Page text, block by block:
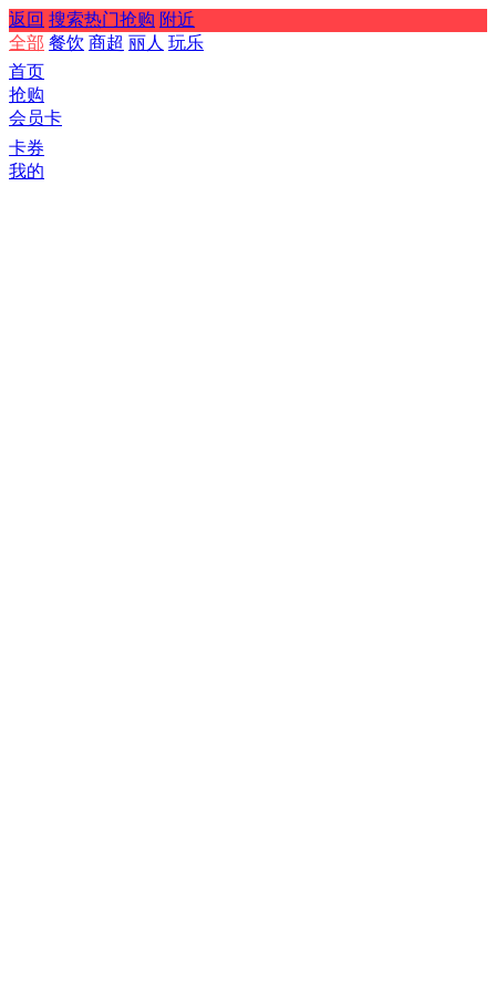
返回 搜索热门抢购 附近
全部 餐饮 商超 丽人 玩乐
首页
抢购
会员卡
卡券
我的